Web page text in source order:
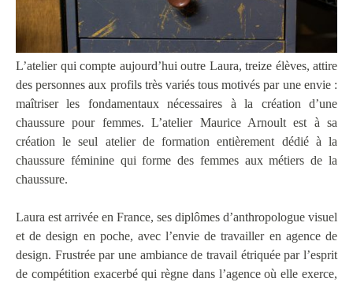
L’atelier qui compte aujourd’hui outre Laura, treize élèves, attire
des personnes aux profils très variés tous motivés par une envie :
maîtriser les fondamentaux nécessaires à la création d’une
chaussure pour femmes. L’atelier Maurice Arnoult est à sa
création le seul atelier de formation entièrement dédié à la
chaussure féminine qui forme des femmes aux métiers de la
chaussure.
Laura est arrivée en France, ses diplômes d’anthropologue visuel
et de design en poche, avec l’envie de travailler en agence de
design. Frustrée par une ambiance de travail étriquée par l’esprit
de compétition exacerbé qui règne dans l’agence où elle exerce,